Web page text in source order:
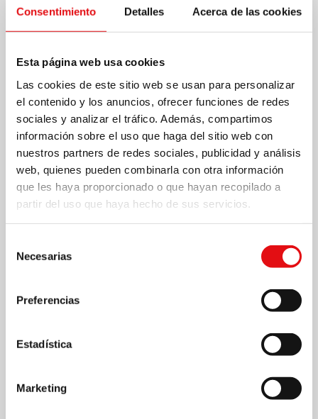
Consentimiento Detalles Acerca de las cookies
Esta página web usa cookies
Las cookies de este sitio web se usan para personalizar
el contenido y los anuncios, ofrecer funciones de redes
sociales y analizar el tráfico. Además, compartimos
información sobre el uso que haga del sitio web con
nuestros partners de redes sociales, publicidad y análisis
web, quienes pueden combinarla con otra información
que les haya proporcionado o que hayan recopilado a
partir del uso que haya hecho de sus servicios.
Necesarias
Preferencias
Estadística
Marketing